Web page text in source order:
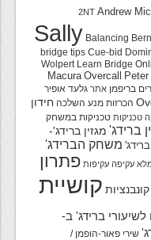
2NT Andrew
Sally Balancing
bridge tips Cue-bid
Wolpert Learn Bridge
Macura Overcall
בריפמן אתר גלעד אופיר
הכרזות מנע השלכה חידון
טכניקות טכניקות במשחק
ברידג' מגזין ברידג'-
משחק הברידג'
עקיפה עקיפות פתרון
קונבנציות קושיית
לשיעורי ברידג' ב-
שירי פאור-הופמן /